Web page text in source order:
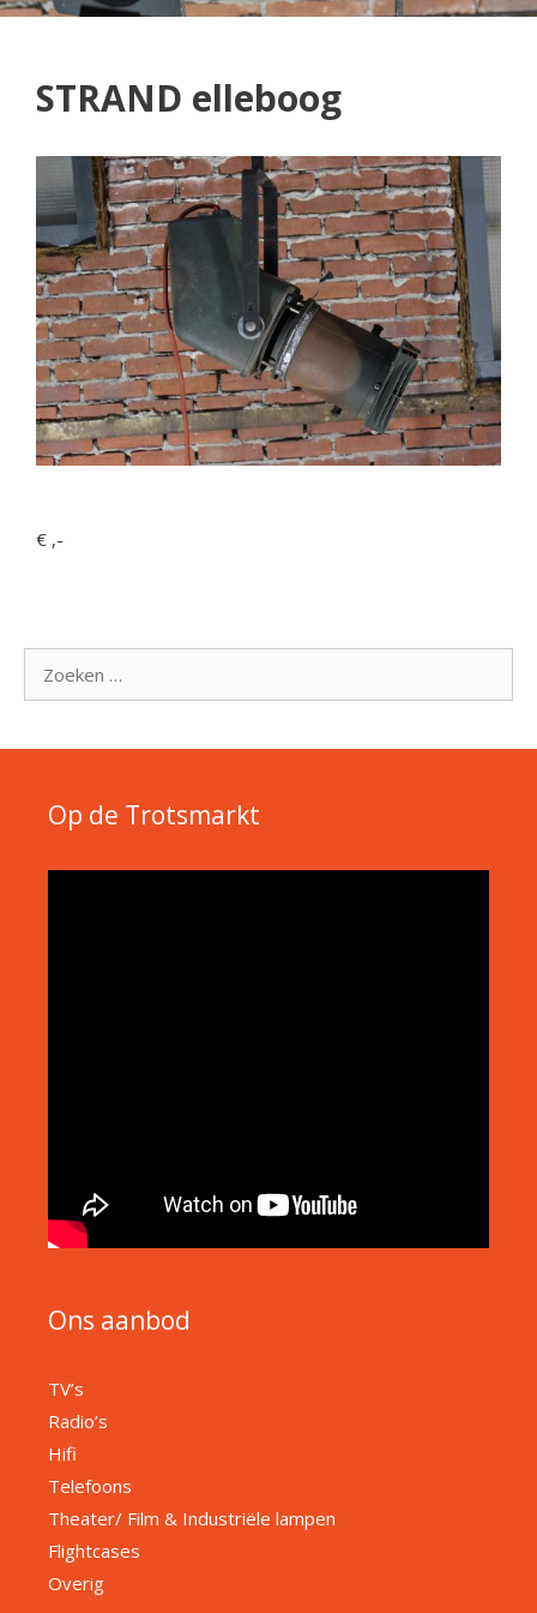
STRAND elleboog
€ ,-
naar:
Op de Trotsmarkt
Ons aanbod
TV’s
Radio’s
Hifi
Telefoons
Theater/ Film & Industriële lampen
Flightcases
Overig